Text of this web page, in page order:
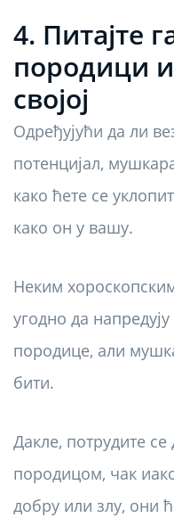
4. Питајте
породици
својој
Одређујући да ли
потенцијал,
како ћете се
како он у вашу.
Неким
угодно да
породице, али
бити.
Дакле, потрудите
породицом, чак
добру или злу, они